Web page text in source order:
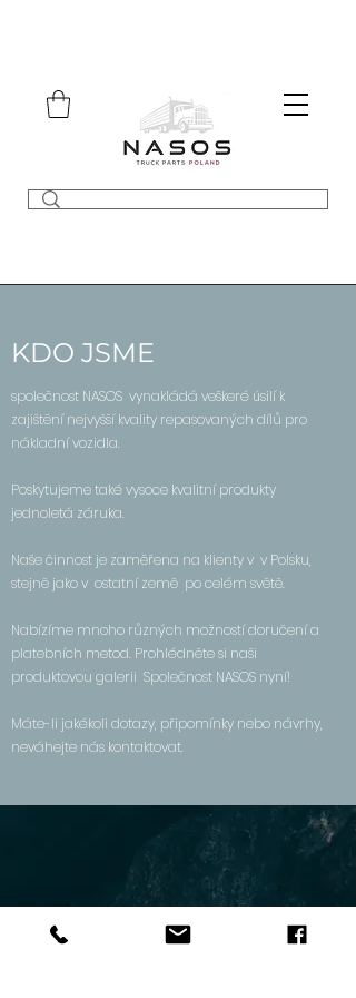
KDO JSME
společnost NASOS vynakládá veškeré úsilí k
zajištění nejvyšší kvality repasovaných dílů pro
nákladní vozidla.
Poskytujeme také vysoce kvalitní produkty
jednoletá záruka.
Naše činnost je zaměřena na klienty v v Polsku,
stejně jako v ostatní země po celém světě.
Nabízíme mnoho různých možností doručení a
platebních metod. Prohlédněte si naši
produktovou galerii Společnost NASOS nyní!
Máte-li jakékoli dotazy, připomínky nebo návrhy,
neváhejte nás kontaktovat.